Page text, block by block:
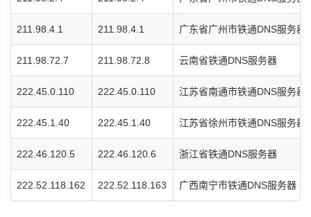
211.98.4.1 211.98.4.1 广东省广州市铁通DNS服务器
211.98.72.7 211.98.72.8 云南省铁通DNS服务器
222.45.0.110 222.45.0.110 江苏省南通市铁通DNS服务器
222.45.1.40 222.45.1.40 江苏省徐州市铁通DNS服务器
222.46.120.5 222.46.120.6 浙江省铁通DNS服务器
222.52.118.162 222.52.118.163 广西南宁市铁通DNS服务器